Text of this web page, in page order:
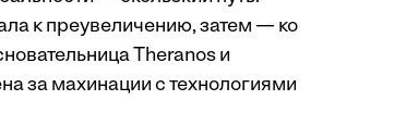
к преувеличению, затем — ко
Theranos и
за махинации с технологиями